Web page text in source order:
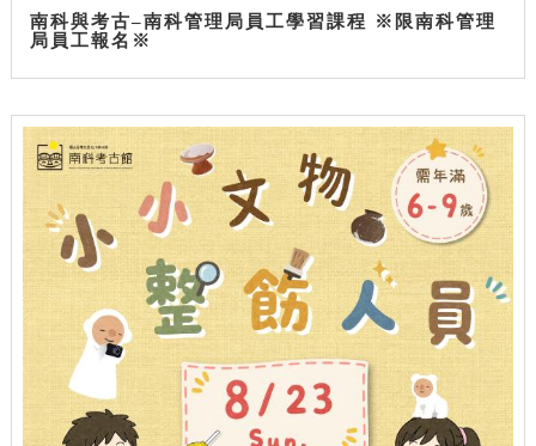
南科與考古–南科管理局員工學習課程 ※限南科管理
局員工報名※